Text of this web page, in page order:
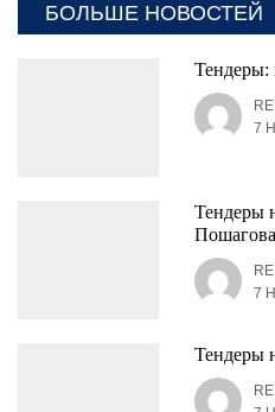
БОЛЬШЕ НОВОСТЕЙ
Тендеры:
7
Тендеры
7
Тендеры